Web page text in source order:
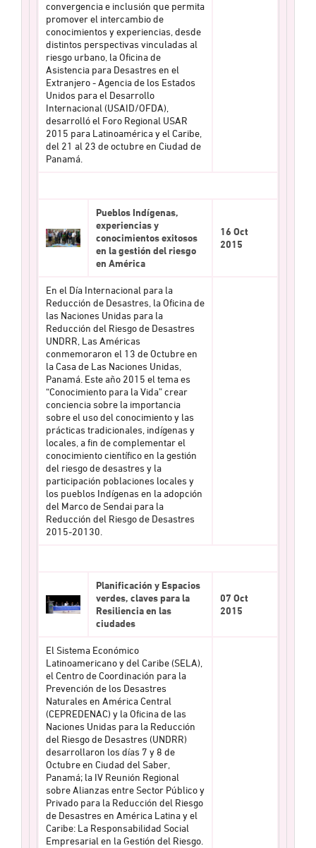
convergencia e inclusión que permita
promover el intercambio de
conocimientos y experiencias, desde
distintos perspectivas vinculadas al
riesgo urbano, la Oficina de
Asistencia para Desastres en el
Extranjero - Agencia de los Estados
Unidos para el Desarrollo
Internacional (USAID/OFDA),
desarrolló el Foro Regional USAR
2015 para Latinoamérica y el Caribe,
del 21 al 23 de octubre en Ciudad de
Panamá.
Pueblos Indígenas,
experiencias y
conocimientos exitosos
en la gestión del riesgo
en América
16 Oct
2015
En el Día Internacional para la
Reducción de Desastres, la Oficina de
las Naciones Unidas para la
Reducción del Riesgo de Desastres
UNDRR, Las Américas
conmemoraron el 13 de Octubre en
la Casa de Las Naciones Unidas,
Panamá. Este año 2015 el tema es
“Conocimiento para la Vida” crear
conciencia sobre la importancia
sobre el uso del conocimiento y las
prácticas tradicionales, indígenas y
locales, a fin de complementar el
conocimiento científico en la gestión
del riesgo de desastres y la
participación poblaciones locales y
los pueblos Indígenas en la adopción
del Marco de Sendai para la
Reducción del Riesgo de Desastres
2015-20130.
Planificación y Espacios
verdes, claves para la
Resiliencia en las
ciudades
07 Oct
2015
El Sistema Económico
Latinoamericano y del Caribe (SELA),
el Centro de Coordinación para la
Prevención de los Desastres
Naturales en América Central
(CEPREDENAC) y la Oficina de las
Naciones Unidas para la Reducción
del Riesgo de Desastres (UNDRR)
desarrollaron los días 7 y 8 de
Octubre en Ciudad del Saber,
Panamá; la IV Reunión Regional
sobre Alianzas entre Sector Público y
Privado para la Reducción del Riesgo
de Desastres en América Latina y el
Caribe: La Responsabilidad Social
Empresarial en la Gestión del Riesgo.